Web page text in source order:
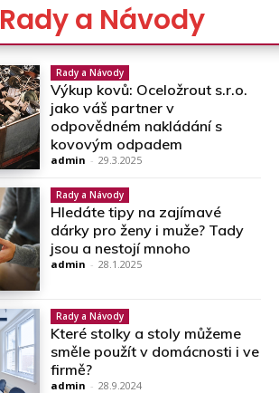
Rady a Návody
Rady a Návody
Výkup kovů: Oceložrout s.r.o.
jako váš partner v
odpovědném nakládání s
kovovým odpadem
admin - 29.3.2025
Rady a Návody
Hledáte tipy na zajímavé
dárky pro ženy i muže? Tady
jsou a nestojí mnoho
admin - 28.1.2025
Rady a Návody
Které stolky a stoly můžeme
směle použít v domácnosti i ve
firmě?
admin - 28.9.2024